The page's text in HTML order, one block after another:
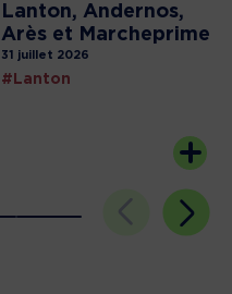
Lanton, Andernos,
Arès et Marcheprime
31 juillet 2026
#Lanton